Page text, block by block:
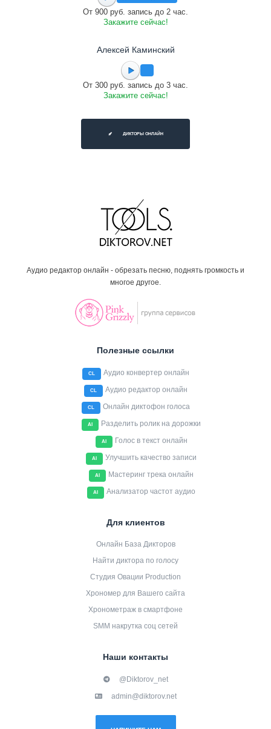
От 900 руб. запись до 2 час.
Закажите сейчас!
Алексей Каминский
От 300 руб. запись до 3 час.
Закажите сейчас!
ДИКТОРЫ ОНЛАЙН
Аудио редактор онлайн - обрезать песню, поднять громкость и
многое другое.
Полезные ссылки
CL Аудио конвертер онлайн
CL Аудио редактор онлайн
CL Онлайн диктофон голоса
AI Разделить ролик на дорожки
AI Голос в текст онлайн
AI Улучшить качество записи
AI Мастеринг трека онлайн
AI Анализатор частот аудио
Для клиентов
Онлайн База Дикторов
Найти диктора по голосу
Студия Овации Production
Хрономер для Вашего сайта
Хронометраж в смартфоне
SMM накрутка соц сетей
Наши контакты
@Diktorov_net
admin@diktorov.net